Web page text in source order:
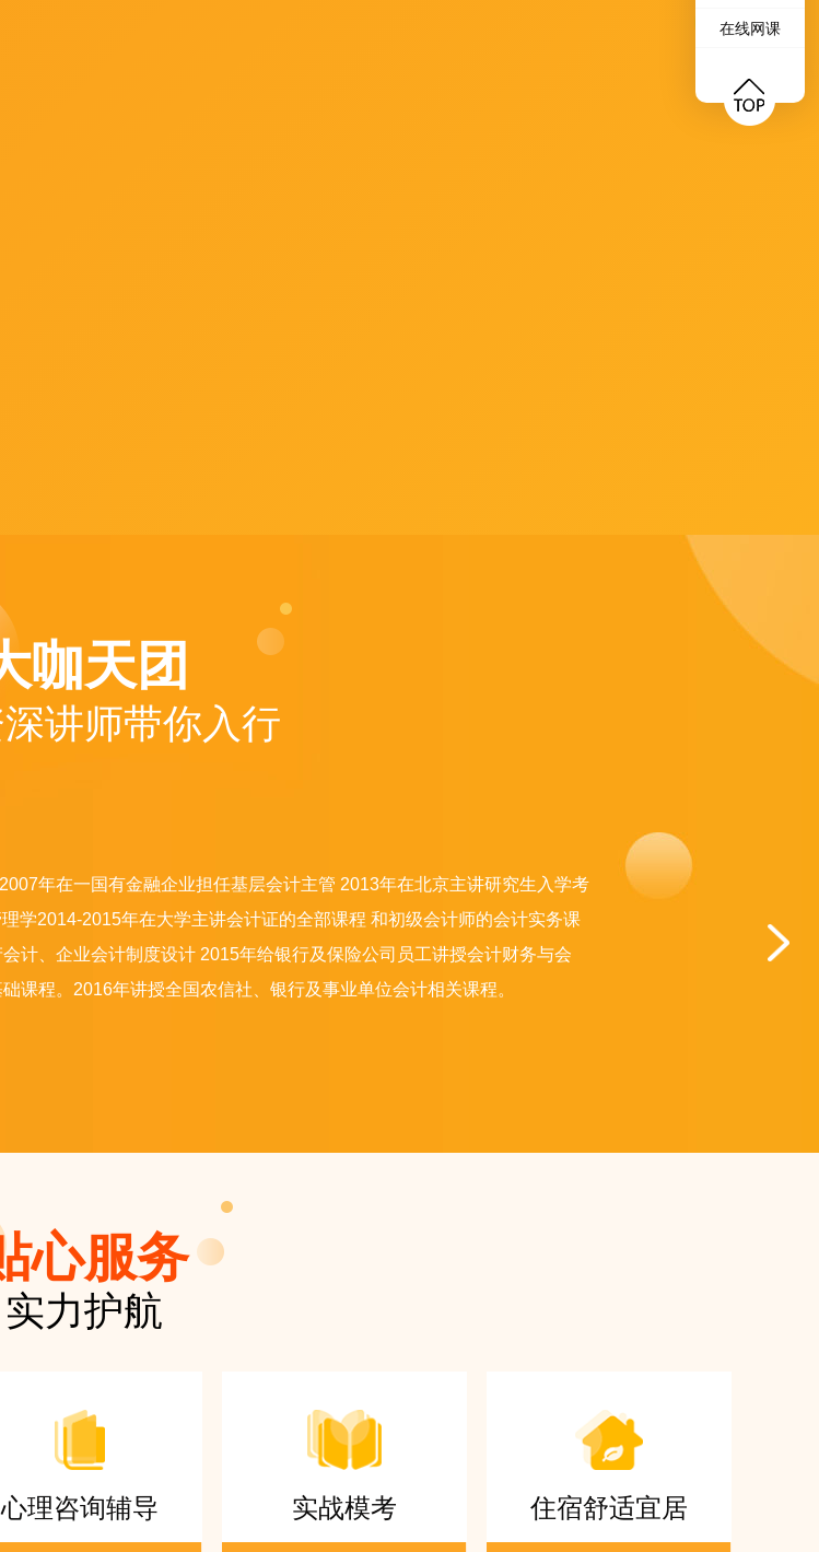
咖天团
讲师带你入行
年在一国有金融企业担任基层会计主管 2013年在北京主讲研究生入学考
学2014-2015年在大学主讲会计证的全部课程 和初级会计师的会计实务课
计、企业会计制度设计 2015年给银行及保险公司员工讲授会计财务与会
课程。2016年讲授全国农信社、银行及事业单位会计相关课程。
心服务
实力护航
心理咨询辅导 实战模考 住宿舒适宜居
在线网课